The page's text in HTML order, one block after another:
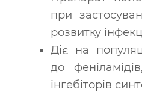
при
розвитку
Діє на
до
інгебіторів